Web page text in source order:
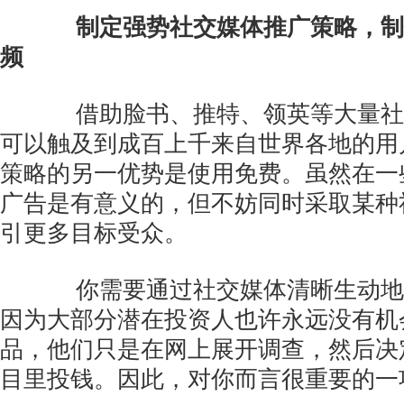
制定强势社交媒体推广策略，
频
借助脸书、推特、领英等大量社
可以触及到成百上千来自世界各地的
策略的另一优势是使用免费。虽然在
广告是有意义的，但不妨同时采取某
引更多目标受众。
你需要通过社交媒体清晰生动地
因为大部分潜在投资人也许永远没有
品，他们只是在网上展开调查，然后
目里投钱。因此，对你而言很重要的